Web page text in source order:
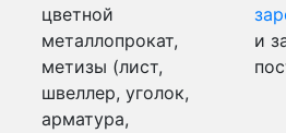
цветной
металлопрокат,
метизы (лист,
швеллер, уголок,
арматура,
и